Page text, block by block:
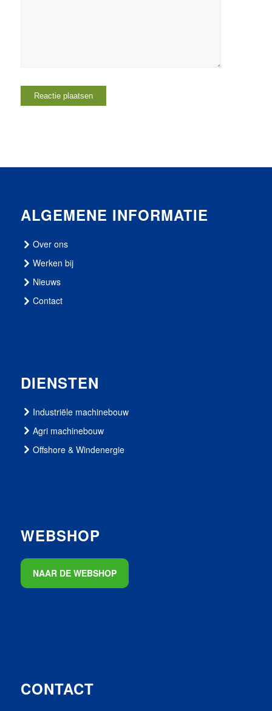
ALGEMENE INFORMATIE
Over ons
Werken bij
Nieuws
Contact
DIENSTEN
Industriële machinebouw
Agri machinebouw
Offshore & Windenergie
WEBSHOP
NAAR DE WEBSHOP
CONTACT